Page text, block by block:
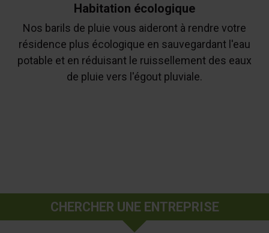
Habitation écologique
Nos barils de pluie vous aideront à rendre votre
résidence plus écologique en sauvegardant l'eau
potable et en réduisant le ruissellement des eaux
de pluie vers l'égout pluviale.
CHERCHER UNE ENTREPRISE